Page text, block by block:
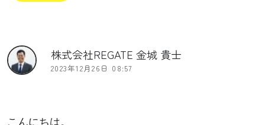
株式会社REGATE 金城 貴士
2023年12月26日 08:57
こんにちは。